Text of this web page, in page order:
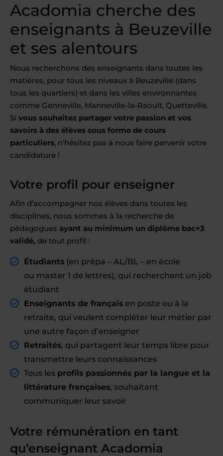
Acadomia cherche des
enseignants à Beuzeville
et ses alentours
Nous recherchons des enseignants dans toutes les
matières, pour tous les niveaux à Beuzeville (dans
tous les quartiers) et dans les villes environnantes
comme Genneville, Manneville-la-Raoult, Quetteville.
Si vous souhaitez partager votre passion et vos
savoirs à des élèves sous forme de cours
particuliers, n'hésitez pas à nous faire parvenir votre
candidature !
Votre profil pour enseigner
Afin d’accompagner nos élèves dans toutes les
disciplines, nous sommes à la recherche de
pédagogues ayant au minimum un diplôme bac+3
validé, de tout profil :
Étudiants (en prépa – AL/BL – en école
ou master 1 de lettres), qui recherchent un job
étudiant
Enseignants de français en poste ou à la
retraite, qui veulent compléter leur métier par
une autre façon d’enseigner
Retraités, qui partagent leur temps libre pour
transmettre leurs connaissances
Tous les profils passionnés par la langue et la
littérature françaises, souhaitant
communiquer leur savoir
Votre rémunération en tant
qu’enseignant Acadomia